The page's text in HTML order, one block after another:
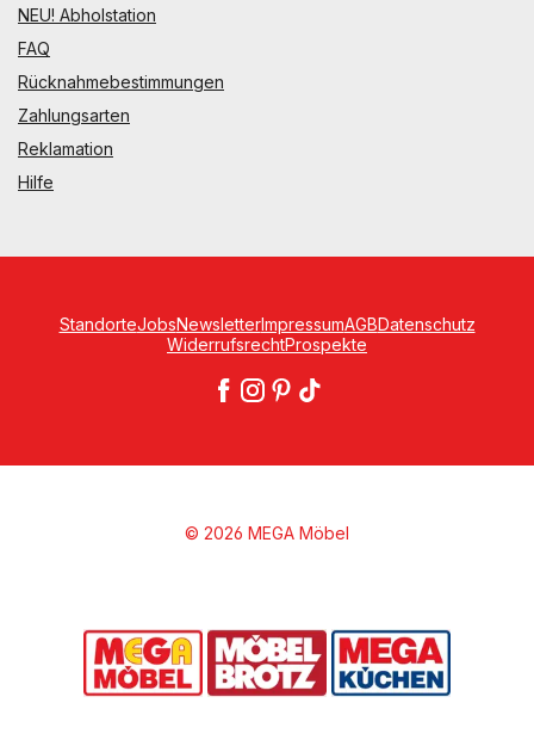
NEU! Abholstation
FAQ
Rücknahmebestimmungen
Zahlungsarten
Reklamation
Hilfe
StandorteJobsNewsletterImpressumAGBDatenschutz
WiderrufsrechtProspekte
© 2026 MEGA Möbel